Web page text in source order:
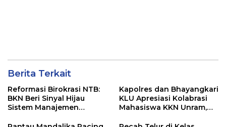
Berita Terkait
Reformasi Birokrasi NTB:
BKN Beri Sinyal Hijau
Sistem Manajemen
Kapolres dan Bhayangkari
KLU Apresiasi Kolabrasi
Mahasiswa KKN Unram,